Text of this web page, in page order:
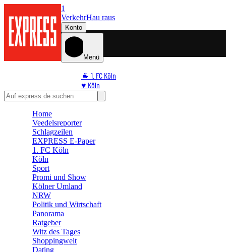
1
VerkehrHau raus
Konto
Menü
🐐 1. FC Köln
♥️ Köln
⭐ Promi
🛒 Shoppingwelt
Home
Veedelsreporter
Schlagzeilen
EXPRESS E-Paper
1. FC Köln
Köln
Sport
Promi und Show
Kölner Umland
NRW
Politik und Wirtschaft
Panorama
Ratgeber
Witz des Tages
Shoppingwelt
Dating